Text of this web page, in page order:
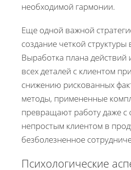
необходимой гармонии.
Еще одной важной
создание четкой
Выработка плана действий
всех деталей с клиентом
снижению рискованных
методы, примененные
превращают работу даже с
непростым клиентом в
безболезненное
Психологические